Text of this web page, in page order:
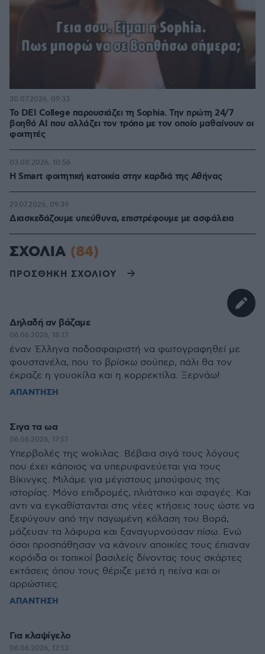
Το DEI College παρουσιάζει τη Sophia. Την πρώτη 24/7
βοηθό AI που αλλάζει τον τρόπο με τον οποίο μαθαίνουν οι
φοιτητές
30.07.2026, 09:33
Η Smart φοιτητική κατοικία στην καρδιά της Αθήνας
03.08.2026, 10:56
Διασκεδάζουμε υπεύθυνα, επιστρέφουμε με ασφάλεια
29.07.2026, 09:39
ΣΧΟΛΙΑ (84)
ΠΡΟΣΘΗΚΗ ΣΧΟΛΙΟΥ
Δηλαδή αν βάζαμε
06.06.2026, 18:17
έναν Έλληνα ποδοσφαιριστή να φωτογραφηθεί με
φουστανέλα, που το βρίσκω σούπερ, πάλι θα τον
έκραζε η γουοκίλα και η κορρεκτίλα. Ξερνάω!
ΑΠΑΝΤΗΣΗ
Σιγα τα ωα
06.06.2026, 17:57
Υπερβολές της wokιλας. Βέβαια σιγά τους λόγους
που έχει κάποιος να υπερυφανεύεται για τους
Βίκινγκς. Μιλάμε για μέγιστους μπούφους της
ιστορίας. Μόνο επιδρομές, πλιάτσικο και σφαγές. Και
αντι να εγκαθίστανται στις νέες κτήσεις τους ώστε να
ξεφύγουν από την παγωμένη κόλαση του Βορά,
μάζευαν τα λάφυρα και ξαναγυρνούσαν πίσω. Ενώ
όσοι προσπάθησαν να κάνουν αποικίες τους έπιαναν
κορόιδα οι τοπικοί βασιλείς δίνοντας τους σκάρτες
εκτάσεις όπου τους θέριζε μετά η πείνα και οι
αρρώστιες.
ΑΠΑΝΤΗΣΗ
Για κλαψίγελο
06.06.2026, 17:53